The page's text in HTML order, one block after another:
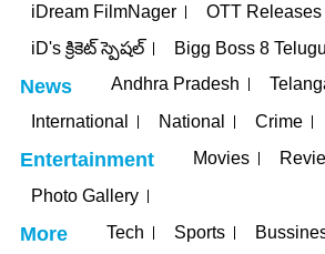
iDream FilmNager
OTT
iD's క్రికెట్ స్పెషల్
Bigg Boss 8 Telugu
News Andhra Pradesh
International
National Crime
Entertainment Movies
Photo Gallery
More Tech Sports